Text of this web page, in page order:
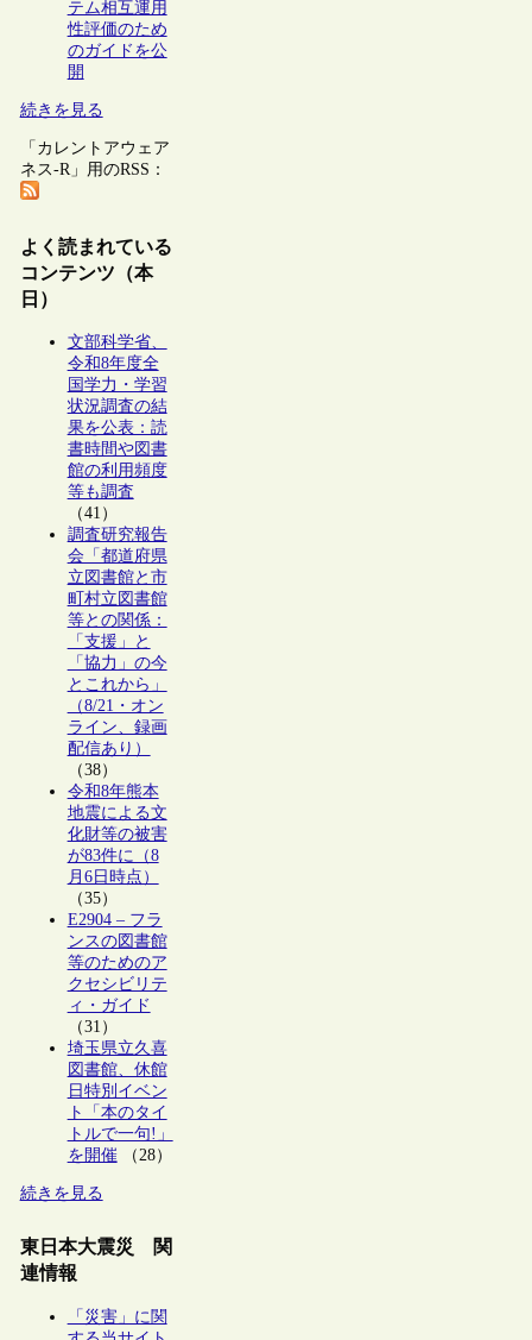
テム相互運用
性評価のため
のガイドを公
開
続きを見る
「カレントアウェア
ネス-R」用のRSS：
よく読まれている
コンテンツ（本
日）
文部科学省、
令和8年度全
国学力・学習
状況調査の結
果を公表：読
書時間や図書
館の利用頻度
等も調査
（41）
調査研究報告
会「都道府県
立図書館と市
町村立図書館
等との関係：
「支援」と
「協力」の今
とこれから」
（8/21・オン
ライン、録画
配信あり）
（38）
令和8年熊本
地震による文
化財等の被害
が83件に（8
月6日時点）
（35）
E2904 – フラ
ンスの図書館
等のためのア
クセシビリテ
ィ・ガイド
（31）
埼玉県立久喜
図書館、休館
日特別イベン
ト「本のタイ
トルで一句!」
を開催（28）
続きを見る
東日本大震災 関
連情報
「災害」に関